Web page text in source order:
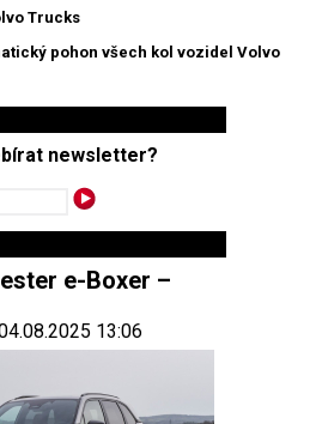
Trucks
pohon všech kol vozidel Volvo
newsletter?
e-Boxer –
13:06